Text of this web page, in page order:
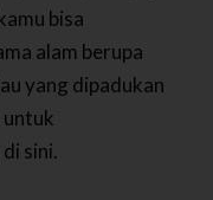
bisa
alam berupa
yang dipadukan
untuk
sini.